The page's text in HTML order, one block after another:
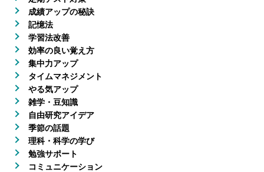
成績アップの秘訣
記憶法
学習法改善
効率の良い覚え方
集中力アップ
タイムマネジメント
やる気アップ
雑学・豆知識
自由研究アイデア
季節の話題
理科・科学の学び
勉強サポート
コミュニケーション